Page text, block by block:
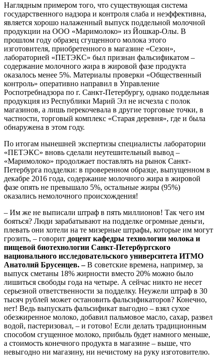
Наглядным примером того, что существующая система
государственного надзора и контроля слаба и неэффективна,
является хорошо налаженный выпуск поддельной молочной
продукции на ООО «Маримолоко» из Йошкар-Олы. В
прошлом году образец сгущенного молока этого
изготовителя, приобретенного в магазине «Сезон»,
лабораторией «ПЕТЭКС» был признан фальсификатом –
содержание молочного жира в жировой фазе продукта
оказалось менее 5%. Материалы проверки «Общественный
контроль» оперативно направил в Управление
Роспотребнадзора по г. Санкт-Петербургу, однако поддельная
продукция из Республики Марий Эл не исчезла с полок
магазинов, а лишь перекочевала в другие торговые точки, в
частности, торговый комплекс «Старая деревня», где и была
обнаружена в этом году.
По итогам нынешней экспертизы специалисты лаборатории
«ПЕТЭКС» вновь сделали неутешительный вывод –
«Маримолоко» продолжает поставлять на рынок Санкт-
Петербурга подделки: в проверенном образце, выпущенном в
декабре 2016 года, содержание молочного жира в жировой
фазе опять не превышало 5%, остальные жиры (95%)
оказались немолочного происхождения!
– Им же не выписали штраф в пять миллионов! Так чего им
бояться? Люди зарабатывают на подделке огромные деньги,
плевать они хотели на те мизерные штрафы, которые им могут
грозить, – говорит доцент кафедры технологии молока и
пищевой биотехнологии Санкт-Петербургского
национального исследовательского университета ИТМО
Анатолий Брусенцев. –В советские времена, например, за
выпуск сметаны 18% жирности вместо 20% можно было
лишиться свободы года на четыре. А сейчас никто не несет
серьезной ответственности за подделку. Неужели штраф в 30
тысяч рублей может остановить фальсификаторов? Конечно,
нет! Ведь выпускать фальсификат выгодно – взял сухое
обезжиренное молоко, добавил пальмовое масло, сахар, развел
водой, пастеризовал, – и готово! Если делать традиционным
способом сгущенное молоко, прибыль будет намного меньше,
а стоимость конечного продукта в магазине – выше, что
невыгодно ни магазину, ни нечистому на руку изготовителю.